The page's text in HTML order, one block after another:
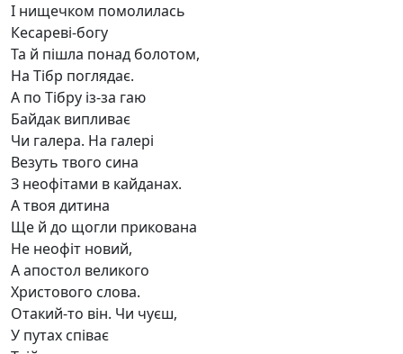
І нищечком помолилась
Кесареві-богу
Та й пішла понад болотом,
На Тібр поглядає.
А по Тібру із-за гаю
Байдак випливає
Чи галера. На галері
Везуть твого сина
З неофітами в кайданах.
А твоя дитина
Ще й до щогли прикована
Не неофіт новий,
А апостол великого
Христового слова.
Отакий-то він. Чи чуєш,
У путах співає